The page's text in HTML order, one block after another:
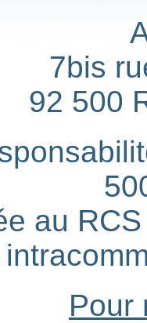
7bis
92 500
au
Pour